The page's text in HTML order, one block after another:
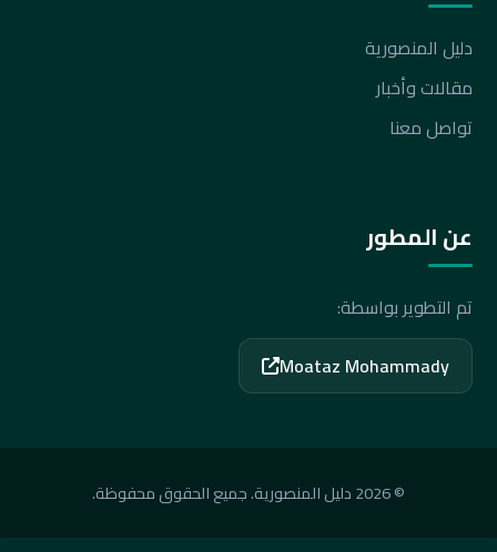
دليل المنصورية
مقالات وأخبار
تواصل معنا
عن المطور
تم التطوير بواسطة:
Moataz Mohammady
© 2026 دليل المنصورية. جميع الحقوق محفوظة.